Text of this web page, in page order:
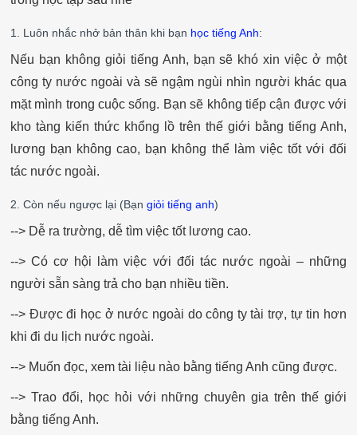
1. Luôn nhắc nhở bản thân khi bạn học tiếng Anh:
Nếu bạn không giỏi tiếng Anh, bạn sẽ khó xin việc ở một
công ty nước ngoài và sẽ ngậm ngùi nhìn người khác qua
mặt mình trong cuộc sống. Bạn sẽ không tiếp cận được với
kho tàng kiến thức khổng lồ trên thế giới bằng tiếng Anh,
lương bạn không cao, bạn không thể làm việc tốt với đối
tác nước ngoài.
2. Còn nếu ngược lại (Bạn giỏi tiếng anh)
--> Dễ ra trường, dễ tìm việc tốt lương cao.
--> Có cơ hội làm việc với đối tác nước ngoài – những
người sẵn sàng trả cho bạn nhiều tiền.
--> Được đi học ở nước ngoài do công ty tài trợ, tự tin hơn
khi đi du lịch nước ngoài.
--> Muốn đọc, xem tài liệu nào bằng tiếng Anh cũng được.
--> Trao đổi, học hỏi với những chuyên gia trên thế giới
bằng tiếng Anh.